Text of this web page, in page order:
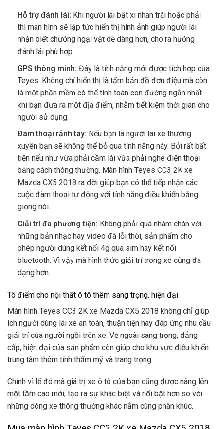
Hỗ trợ đánh lái: Khi người lái bật xi nhan trái hoặc phải
thì màn hình sẽ lập tức hiển thị hình ảnh giúp người lái
nhận biết chướng ngại vật dễ dàng hơn, cho ra hướng
đánh lái phù hợp.
GPS thông minh: Đây là tính năng mới được tích hợp của
Teyes. Không chỉ hiển thị là tấm bản đồ đơn điệu mà còn
là một phần mềm có thể tính toán con đường ngắn nhất
khi bạn đưa ra một địa điểm, nhằm tiết kiệm thời gian cho
người sử dụng.
Đàm thoại rảnh tay: Nếu bạn là người lái xe thường
xuyên bạn sẽ không thể bỏ qua tính năng này. Bởi rất bất
tiện nếu như vừa phải cầm lái vừa phải nghe điện thoại
bằng cách thông thường. Màn hình Teyes CC3 2K xe
Mazda CX5 2018 ra đời giúp bạn có thể tiếp nhận các
cuộc đàm thoại tự động với tính năng điều khiển bằng
giọng nói.
Giải trí đa phương tiện: Không phải quá nhàm chán với
những bản nhạc hay video đã lỗi thời, sản phẩm cho
phép người dùng kết nối 4g qua sim hay kết nối
bluetooth. Vì vậy mà hình thức giải trí trong xe cũng đa
dạng hơn.
Tô điểm cho nội thất ô tô thêm sang trọng, hiện đại
Màn hình Teyes CC3 2K xe Mazda CX5 2018 không chỉ giúp
ích người dùng lái xe an toàn, thuận tiện hay đáp ứng nhu cầu
giải trí của người ngồi trên xe. Vẻ ngoài sang trọng, đẳng
cấp, hiện đại của sản phẩm còn giúp cho khu vực điều khiển
trung tâm thêm tính thẩm mỹ và trang trọng.
Chính vì lẽ đó mà giá trị xe ô tô của bạn cũng được nâng lên
một tầm cao mới, tạo ra sự khác biệt và nổi bật hơn so với
những dòng xe thông thường khác nằm cùng phân khúc.